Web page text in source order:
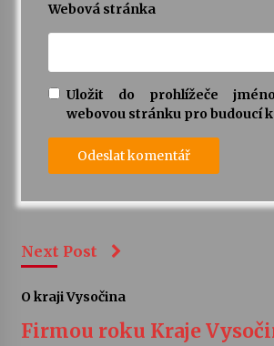
Webová stránka
Uložit do prohlížeče
webovou stránku pro budoucí
Next Post
O kraji Vysočina
Firmou roku Kraje